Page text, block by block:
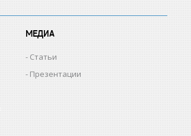
МЕДИА
Статьи
Презентации